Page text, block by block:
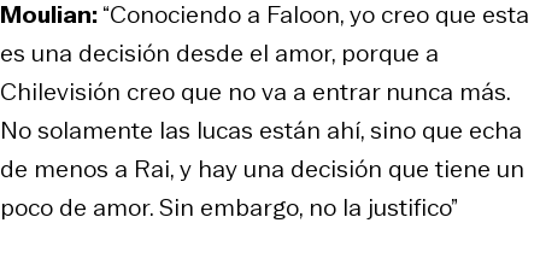
Moulian:“Conociendo a Faloon, yo creo que esta
es una decisión desde el amor, porque a
Chilevisión creo que no va a entrar nunca más.
No solamente las lucas están ahí, sino que echa
de menos a Rai, y hay una decisión que tiene un
poco de amor. Sin embargo, no la justifico”